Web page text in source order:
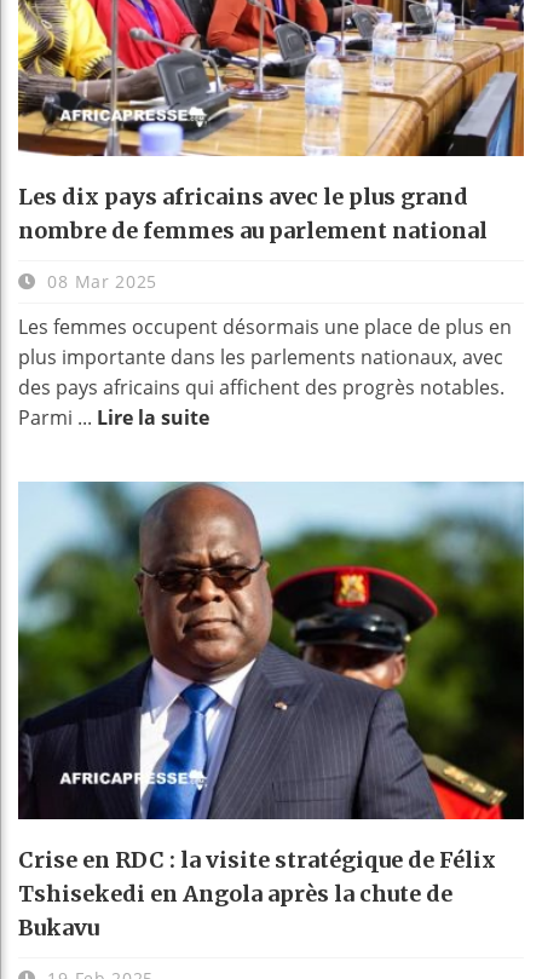
Les dix pays africains avec le plus grand
nombre de femmes au parlement national
08 Mar 2025
Les femmes occupent désormais une place de plus en
plus importante dans les parlements nationaux, avec
des pays africains qui affichent des progrès notables.
Parmi ... Lire la suite
Crise en RDC : la visite stratégique de Félix
Tshisekedi en Angola après la chute de
Bukavu